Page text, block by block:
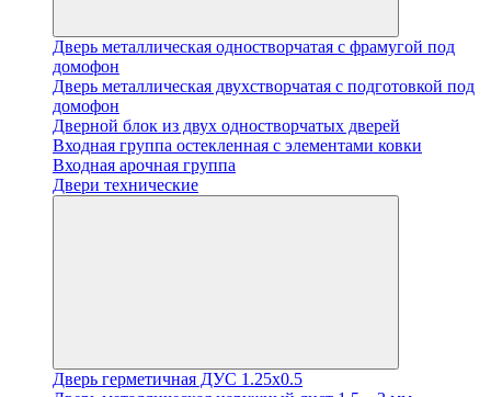
Дверь металлическая одностворчатая с фрамугой под
домофон
Дверь металлическая двухстворчатая с подготовкой под
домофон
Дверной блок из двух одностворчатых дверей
Входная группа остекленная с элементами ковки
Входная арочная группа
Двери технические
Дверь герметичная ДУС 1.25х0.5